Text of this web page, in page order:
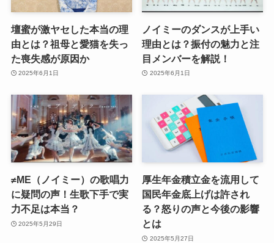
壇蜜が激ヤセした本当の理
由とは？祖母と愛猫を失っ
た喪失感が原因か
2025年6月1日
ノイミーのダンスが上手い
理由とは？振付の魅力と注
目メンバーを解説！
2025年6月1日
≠ME（ノイミー）の歌唱力
に疑問の声！生歌下手で実
力不足は本当？
2025年5月29日
厚生年金積立金を流用して
国民年金底上げは許され
る？怒りの声と今後の影響
とは
2025年5月27日